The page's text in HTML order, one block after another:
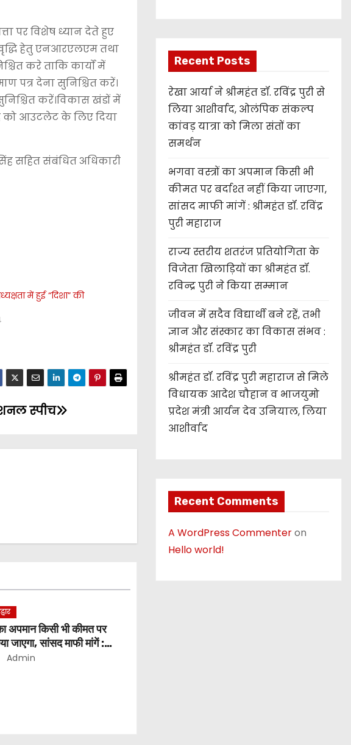
पर विशेष ध्यान देते हुए
हेतु एनआरएलएम तथा
करे ताकि कार्यों में
पत्र देना सुनिश्चित करें।
करें।विकास खंडों में
को आउटलेट के लिए दिया
सहित संबंधित अधिकारी
में हुई “दिशा” की
स्पीच
अपमान किसी भी कीमत पर
जाएगा, सांसद माफी मांगें :
पुरी महाराज
Admin
Recent Posts
रेखा आर्या ने श्रीमहंत डॉ. रविंद्र पुरी से
लिया आशीर्वाद, ओलंपिक संकल्प
कांवड़ यात्रा को मिला संतों का
समर्थन
भगवा वस्त्रों का अपमान किसी भी
कीमत पर बर्दाश्त नहीं किया जाएगा,
सांसद माफी मांगें : श्रीमहंत डॉ. रविंद्र
पुरी महाराज
राज्य स्तरीय शतरंज प्रतियोगिता के
विजेता खिलाड़ियों का श्रीमहंत डॉ.
रविन्द्र पुरी ने किया सम्मान
जीवन में सदैव विद्यार्थी बने रहें, तभी
ज्ञान और संस्कार का विकास संभव :
श्रीमहंत डॉ. रविंद्र पुरी
श्रीमहंत डॉ. रविंद्र पुरी महाराज से मिले
विधायक आदेश चौहान व भाजयुमो
प्रदेश मंत्री आर्यन देव उनियाल, लिया
आशीर्वाद
Recent Comments
A WordPress Commenteron
Hello world!